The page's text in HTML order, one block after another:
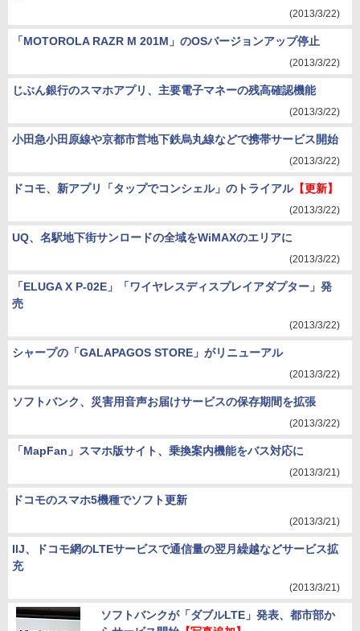
(2013/3/22)
「MOTOROLA RAZR M 201M」のOSバージョンアップ停止
(2013/3/22)
じぶん銀行のスマホアプリ、主要電子マネーの残高確認機能
(2013/3/22)
小田急小田原線や京都市営地下鉄烏丸線などで携帯サービス開始
(2013/3/22)
ドコモ、新アプリ「タップでコンシェル」のトライアル【更新】
(2013/3/22)
UQ、名駅地下街サンロードの全域をWiMAXのエリアに
(2013/3/22)
「ELUGA X P-02E」「ワイヤレスディスプレイアダプター」発
売
(2013/3/22)
シャープの「GALAPAGOS STORE」がリニューアル
(2013/3/22)
ソフトバンク、災害用音声お届けサービスの保存期間を拡張
(2013/3/22)
「MapFan」スマホ版サイト、乗換案内機能をバス対応に
(2013/3/21)
ドコモのスマホ5機種でソフト更新
(2013/3/21)
IIJ、ドコモ網のLTEサービスで通信量の翌月繰越などサービス拡
充
(2013/3/21)
ソフトバンクが「ダブルLTE」発表、都市部か